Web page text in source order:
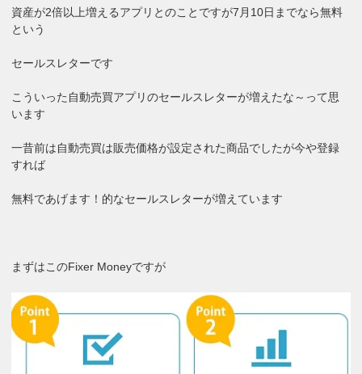
資産が2倍以上増えるアプリとのことですが7月10日までなら無料
という
セールスレターです
こういった自動売買アプリのセールスレターが増えたな～って思
います
一昔前は自動売買は販売価格が設定された商品でしたが今や登録
すれば
無料であげます！的なセールスレターが増えています
まずはこのFixer Moneyですが